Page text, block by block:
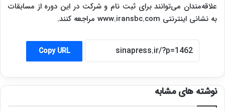
علاقه‌مندان می‌توانند برای ثبت نام و شرکت در این دوره از مسابقات
به نشانی اینترنتی www.iransbc.com مراجعه کنند.
Copy URL
نوشته های مشابه